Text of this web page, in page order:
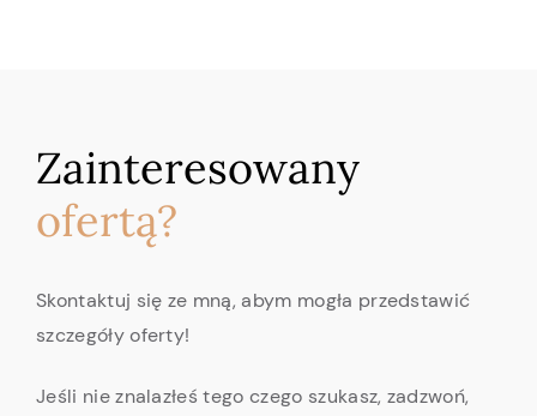
Zainteresowany
ofertą?
Skontaktuj się ze mną, abym mogła przedstawić
szczegóły oferty!
Jeśli nie znalazłeś tego czego szukasz, zadzwoń,